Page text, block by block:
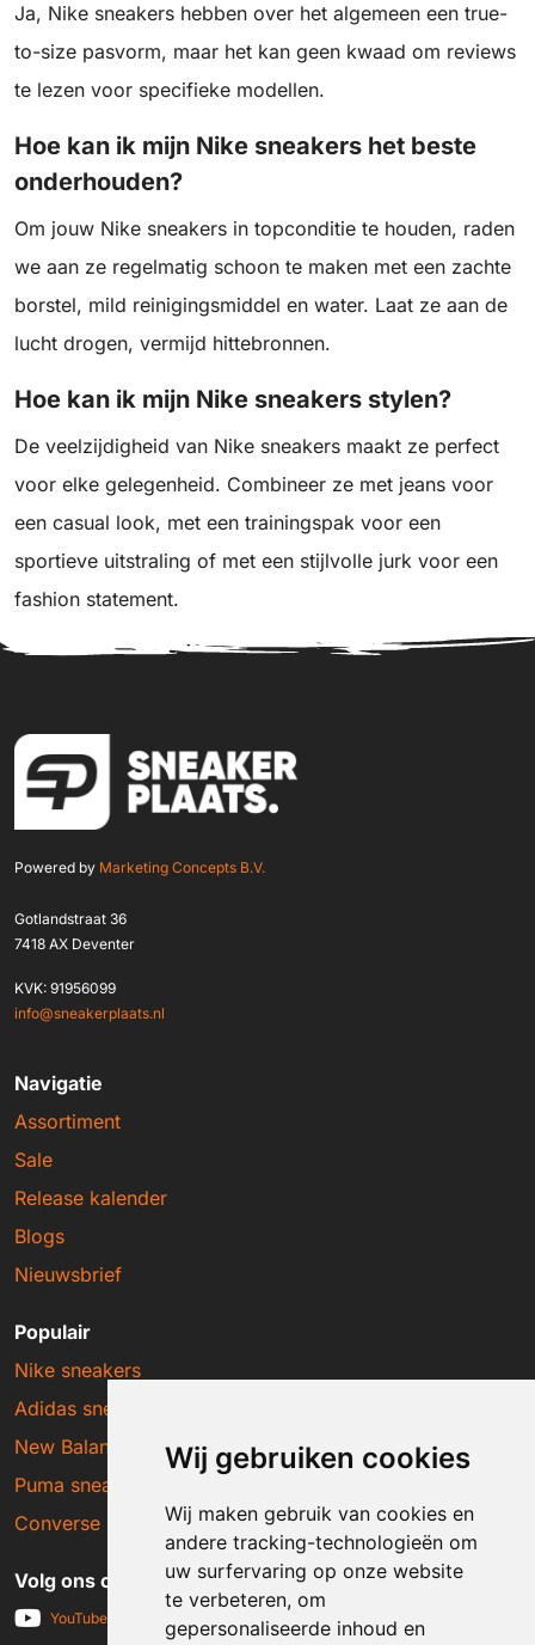
Wij gebruiken cookies
Wij maken gebruik van cookies en
andere tracking-technologieën om
uw surfervaring op onze website
te verbeteren, om
gepersonaliseerde inhoud en
Ja, Nike sneakers hebben over het algemeen een true-
to-size pasvorm, maar het kan geen kwaad om reviews
te lezen voor specifieke modellen.
Hoe kan ik mijn Nike sneakers het beste
onderhouden?
Om jouw Nike sneakers in topconditie te houden, raden
we aan ze regelmatig schoon te maken met een zachte
borstel, mild reinigingsmiddel en water. Laat ze aan de
lucht drogen, vermijd hittebronnen.
Hoe kan ik mijn Nike sneakers stylen?
De veelzijdigheid van Nike sneakers maakt ze perfect
voor elke gelegenheid. Combineer ze met jeans voor
een casual look, met een trainingspak voor een
sportieve uitstraling of met een stijlvolle jurk voor een
fashion statement.
Powered by Marketing Concepts B.V.
Gotlandstraat 36
7418 AX Deventer
KVK: 91956099
info@sneakerplaats.nl
Navigatie
Assortiment
Sale
Release kalender
Blogs
Nieuwsbrief
Populair
Nike sneakers
Adidas sneakers
New Balance sneakers
Puma sneakers
Converse sneakers
Volg ons op social media
YouTube